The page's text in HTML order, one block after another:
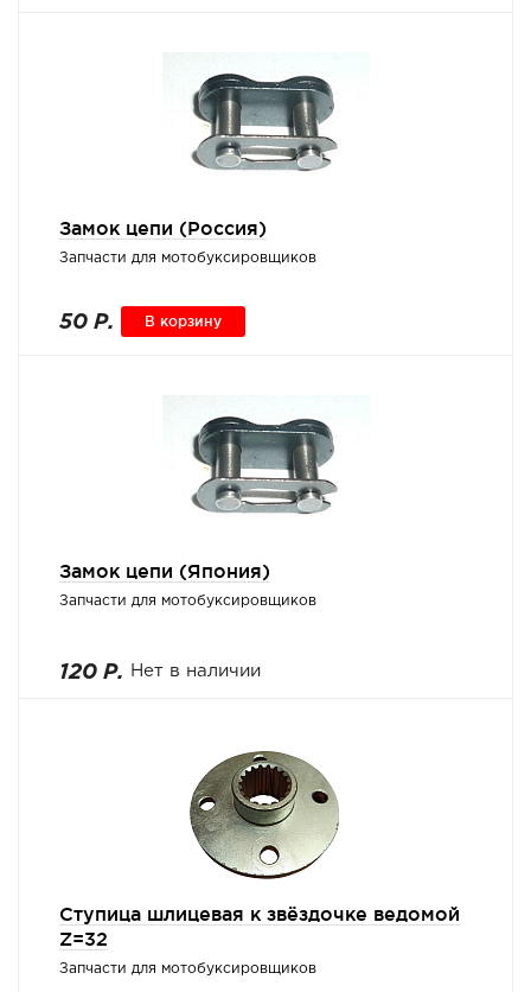
Замок цепи (Россия)
Запчасти для мотобуксировщиков
50 Р. В корзину
Замок цепи (Япония)
Запчасти для мотобуксировщиков
120 Р. Нет в наличии
Ступица шлицевая к звёздочке ведомой
Z=32
Запчасти для мотобуксировщиков